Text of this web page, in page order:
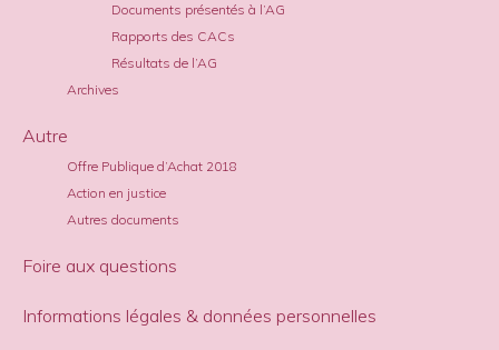
Documents présentés à l’AG
Rapports des CACs
Résultats de l’AG
Archives
Autre
Offre Publique d’Achat 2018
Action en justice
Autres documents
Foire aux questions
Informations légales & données personnelles